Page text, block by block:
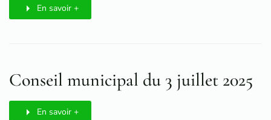
En savoir +
Conseil municipal du 3 juillet 2025
En savoir +